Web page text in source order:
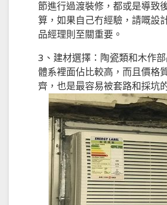
節進行過渡裝修，都或是導致
算，如果自己冇經驗，請嘅設
品經理則至關重要。
3、建材選擇：陶瓷類和木作
體系裡面佔比較高，而且價格
齊，也是最容易被套路和採坑